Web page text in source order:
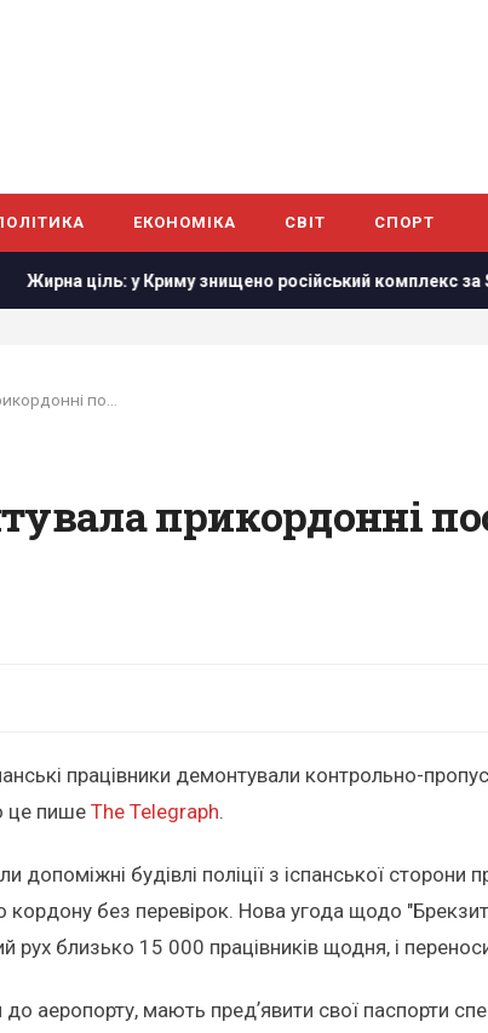
ЕКОНОМІКА СВІТ СПОРТ
у Криму знищено російський комплекс за $15 млн
прикордонні
працівники демонтували контрольно-
це пише The Telegraph.
допоміжні будівлі поліції з іспанської
кордону без перевірок. Нова угода щодо
рух близько 15 000 працівників щодня, і
до аеропорту, мають предʼявити свої паспорти